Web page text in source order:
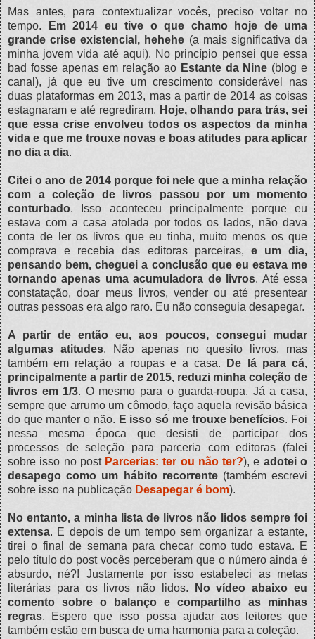
Mas antes, para contextualizar vocês, preciso voltar no
tempo.
Em 2014 eu tive o que chamo hoje de uma
grande crise existencial, hehehe (a mais significativa da
minha jovem vida até aqui). No princípio pensei que essa
bad fosse apenas em relação ao Estante da Nine (blog e
canal), já que eu tive um crescimento considerável nas
duas plataformas em 2013, mas a partir de 2014 as coisas
estagnaram e até regrediram. Hoje, olhando para trás, sei
que essa crise envolveu todos os aspectos da minha
vida e que me trouxe novas e boas atitudes para aplicar
no dia a dia.
Citei o ano de 2014 porque foi nele que a minha relação
com a coleção de livros passou por um momento
conturbado. Isso aconteceu principalmente porque eu
estava com a casa atolada por todos os lados, não dava
conta de ler os livros que eu tinha, muito menos os que
comprava e recebia das editoras parceiras, e um dia,
pensando bem, cheguei a conclusão que eu estava me
tornando apenas uma acumuladora de livros. Até essa
constatação, doar meus livros, vender ou até presentear
outras pessoas era algo raro. Eu não conseguia desapegar.
A partir de então eu, aos poucos, consegui mudar
algumas atitudes. Não apenas no quesito livros, mas
também em relação a roupas e a casa.
De lá para cá,
principalmente a partir de 2015, reduzi minha coleção de
livros em 1/3. O mesmo para o guarda-roupa. Já a casa,
sempre que arrumo um cômodo, faço aquela revisão básica
do que manter o não. E isso só me trouxe benefícios. Foi
nessa mesma época que desisti de participar dos
processos de seleção para parceria com editoras (falei
sobre isso no post Parcerias: ter ou não ter?), e adotei o
desapego como um hábito recorrente(também escrevi
sobre isso na publicação Desapegar é bom).
No entanto, a minha lista de livros não lidos sempre foi
extensa. E depois de um tempo sem organizar a estante,
tirei o final de semana para checar como tudo estava. E
pelo título do post vocês perceberam que o número ainda é
absurdo, né?! Justamente por isso estabeleci as metas
literárias para os livros não lidos.
No vídeo abaixo eu
comento sobre o balanço e compartilho as minhas
regras. Espero que isso possa ajudar aos leitores que
também estão em busca de uma harmonia para a coleção.